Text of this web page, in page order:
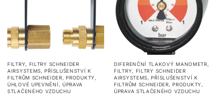
FILTRY, FILTRY SCHNEIDER
AIRSYSTEMS, PŘÍSLUŠENSTVÍ K
FILTRŮM SCHNEIDER, PRODUKTY ,
ÚHLOVÉ UPEVNĚNÍ , ÚPRAVA
STLAČENÉHO VZDUCHU
DIFERENČNÍ TLAKOVÝ MANOMETR,
FILTRY, FILTRY SCHNEIDER
AIRSYSTEMS, PŘÍSLUŠENSTVÍ K
FILTRŮM SCHNEIDER, PRODUKTY ,
ÚPRAVA STLAČENÉHO VZDUCHU